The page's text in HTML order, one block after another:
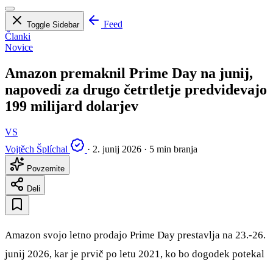
Toggle Sidebar
Feed
Članki
Novice
Amazon premaknil Prime Day na junij,
napovedi za drugo četrtletje predvidevajo
199 milijard dolarjev
VS
Vojtěch Šplíchal
· 2. junij 2026 · 5 min branja
Povzemite
Deli
Amazon svojo letno prodajo Prime Day prestavlja na 23.-26.
junij 2026, kar je prvič po letu 2021, ko bo dogodek potekal